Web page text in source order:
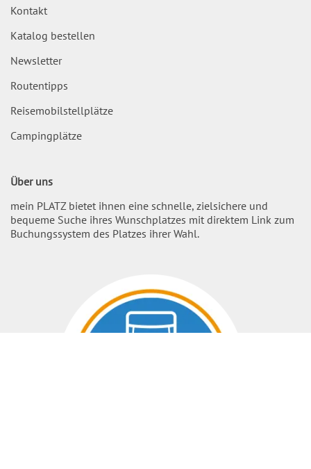
Kontakt
Katalog bestellen
Newsletter
Routentipps
Reisemobilstellplätze
Campingplätze
Über uns
mein PLATZ bietet ihnen eine schnelle, zielsichere und
bequeme Suche ihres Wunschplatzes mit direktem Link zum
Buchungssystem des Platzes ihrer Wahl.